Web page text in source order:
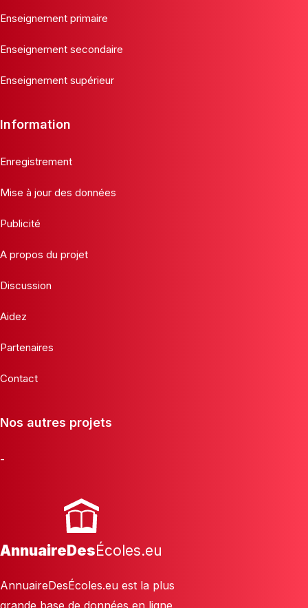
Enseignement primaire
Enseignement secondaire
Enseignement supérieur
Information
Enregistrement
Mise à jour des données
Publicité
A propos du projet
Discussion
Aidez
Partenaires
Contact
Nos autres projets
-
AnnuaireDesÉcoles.eu
AnnuaireDesÉcoles.eu est la plus
grande base de données en ligne